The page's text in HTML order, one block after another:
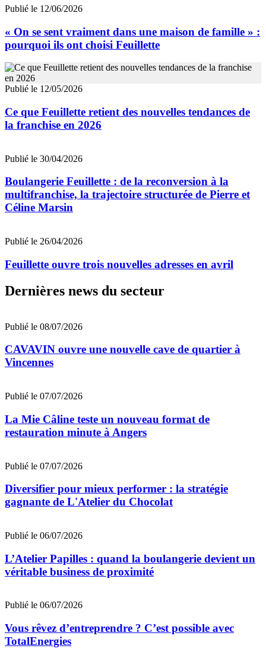
Publié le 12/06/2026
« On se sent vraiment dans une maison de famille » :
pourquoi ils ont choisi Feuillette
Publié le 12/05/2026
Ce que Feuillette retient des nouvelles tendances de
la franchise en 2026
Publié le 30/04/2026
Boulangerie Feuillette : de la reconversion à la
multifranchise, la trajectoire structurée de Pierre et
Céline Marsin
Publié le 26/04/2026
Feuillette ouvre trois nouvelles adresses en avril
Dernières news du secteur
Publié le 08/07/2026
CAVAVIN ouvre une nouvelle cave de quartier à
Vincennes
Publié le 07/07/2026
La Mie Câline teste un nouveau format de
restauration minute à Angers
Publié le 07/07/2026
Diversifier pour mieux performer : la stratégie
gagnante de L'Atelier du Chocolat
Publié le 06/07/2026
L’Atelier Papilles : quand la boulangerie devient un
véritable business de proximité
Publié le 06/07/2026
Vous rêvez d’entreprendre ? C’est possible avec
TotalEnergies